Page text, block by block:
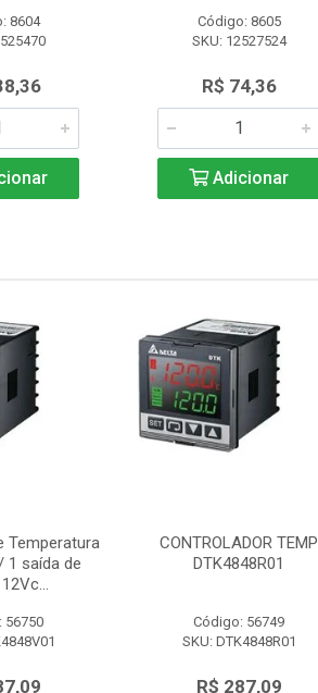
8604
Código: 8605
SKU: 12527524
R$ 74,36
Adicionar
Temperatura
1 saída de
56750
CONTROLADOR TEMP
DTK4848R01
Código: 56749
SKU: DTK4848R01
R$ 287,09